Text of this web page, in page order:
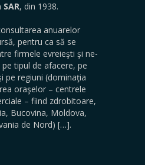
SAR, din 1938.
anuarelor
pentru ca să se
firmele evreieşti şi ne-
tipul de afacere, pe
pe regiuni (dominaţia
oraşelor – centrele
– fiind zdrobitoare,
Bucovina, Moldova,
de Nord) […].